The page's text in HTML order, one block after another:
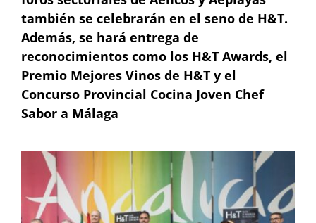
también se celebrarán en el seno de H&T.
Además, se hará entrega de
reconocimientos como los H&T Awards, el
Premio Mejores Vinos de H&T y el
Concurso Provincial Cocina Joven Chef
Sabor a Málaga